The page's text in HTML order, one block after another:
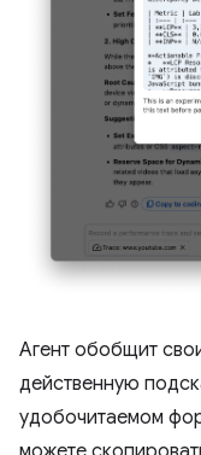
Агент обобщит
действенную
удобочитаемом